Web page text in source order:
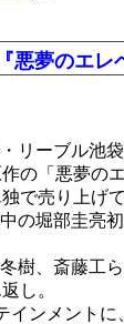
悪夢のエレ
リーブル池
の「悪夢の
で売り上げ
の堀部圭亮
樹、斎藤工
し。
インメントに